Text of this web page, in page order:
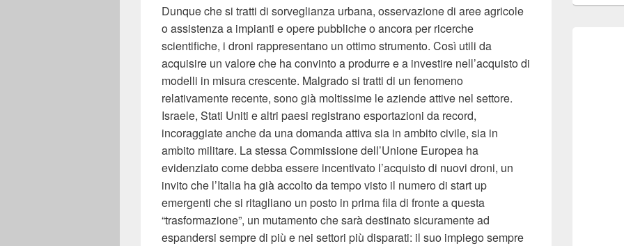
Dunque che si tratti di sorveglianza urbana, osservazione di aree agricole
o assistenza a impianti e opere pubbliche o ancora per ricerche
scientifiche, i droni rappresentano un ottimo strumento. Così utili da
acquisire un valore che ha convinto a produrre e a investire nell’acquisto di
modelli in misura crescente. Malgrado si tratti di un fenomeno
relativamente recente, sono già moltissime le aziende attive nel settore.
Israele, Stati Uniti e altri paesi registrano esportazioni da record,
incoraggiate anche da una domanda attiva sia in ambito civile, sia in
ambito militare. La stessa Commissione dell’Unione Europea ha
evidenziato come debba essere incentivato l’acquisto di nuovi droni, un
invito che l’Italia ha già accolto da tempo visto il numero di start up
emergenti che si ritagliano un posto in prima fila di fronte a questa
“trasformazione”, un mutamento che sarà destinato sicuramente ad
espandersi sempre di più e nei settori più disparati: il suo impiego sempre